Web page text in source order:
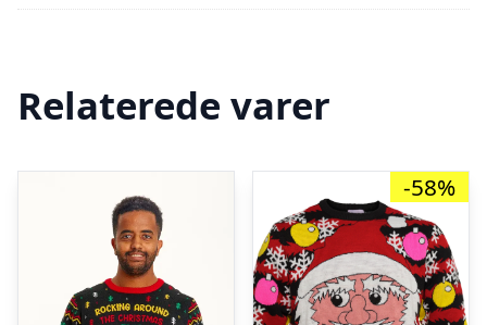
Relaterede varer
-58%